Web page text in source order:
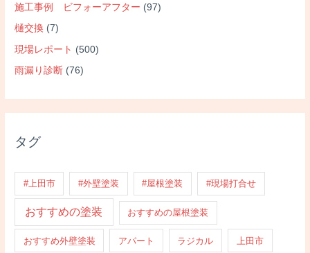
施工事例 ビフォーアフター (97)
樋交換 (7)
現場レポート (500)
雨漏り診断 (76)
タグ
#上田市 #外壁塗装 #屋根塗装 #現場打合せ
おすすめの塗装 おすすめの屋根塗装
おすすめ外壁塗装 アパート ラジカル 上田市